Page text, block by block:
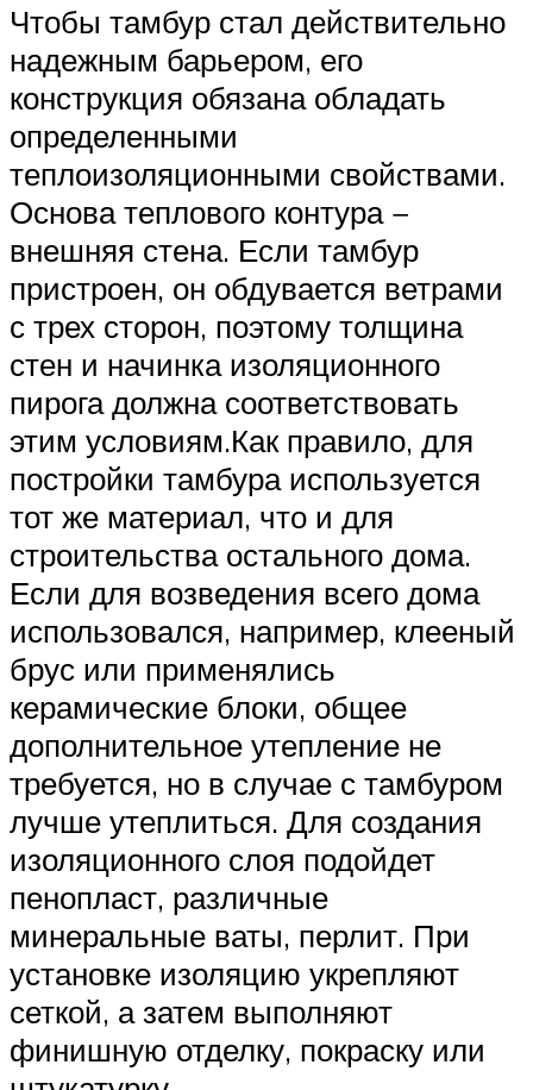
Чтобы тамбур стал действительно
надежным барьером, его
конструкция обязана обладать
определенными
теплоизоляционными свойствами.
Основа теплового контура −
внешняя стена. Если тамбур
пристроен, он обдувается ветрами
с трех сторон, поэтому толщина
стен и начинка изоляционного
пирога должна соответствовать
этим условиям.Как правило, для
постройки тамбура используется
тот же материал, что и для
строительства остального дома.
Если для возведения всего дома
использовался, например, клееный
брус или применялись
керамические блоки, общее
дополнительное утепление не
требуется, но в случае с тамбуром
лучше утеплиться. Для создания
изоляционного слоя подойдет
пенопласт, различные
минеральные ваты, перлит. При
установке изоляцию укрепляют
сеткой, а затем выполняют
финишную отделку, покраску или